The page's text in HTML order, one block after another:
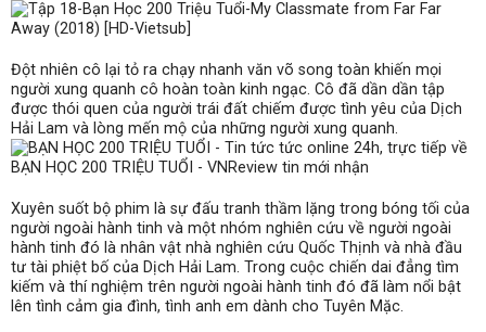
Đột nhiên cô lại tỏ ra chạy nhanh văn võ song toàn khiến mọi
người xung quanh cô hoàn toàn kinh ngạc. Cô đã dần dần tập
được thói quen của người trái đất chiếm được tình yêu của Dịch
Hải Lam và lòng mến mộ của những người xung quanh.
Xuyên suốt bộ phim là sự đấu tranh thầm lặng trong bóng tối của
người ngoài hành tinh và một nhóm nghiên cứu về người ngoài
hành tinh đó là nhân vật nhà nghiên cứu Quốc Thịnh và nhà đầu
tư tài phiệt bố của Dịch Hải Lam. Trong cuộc chiến dai đẳng tìm
kiếm và thí nghiệm trên người ngoài hành tinh đó đã làm nổi bật
lên tình cảm gia đình, tình anh em dành cho Tuyên Mặc.